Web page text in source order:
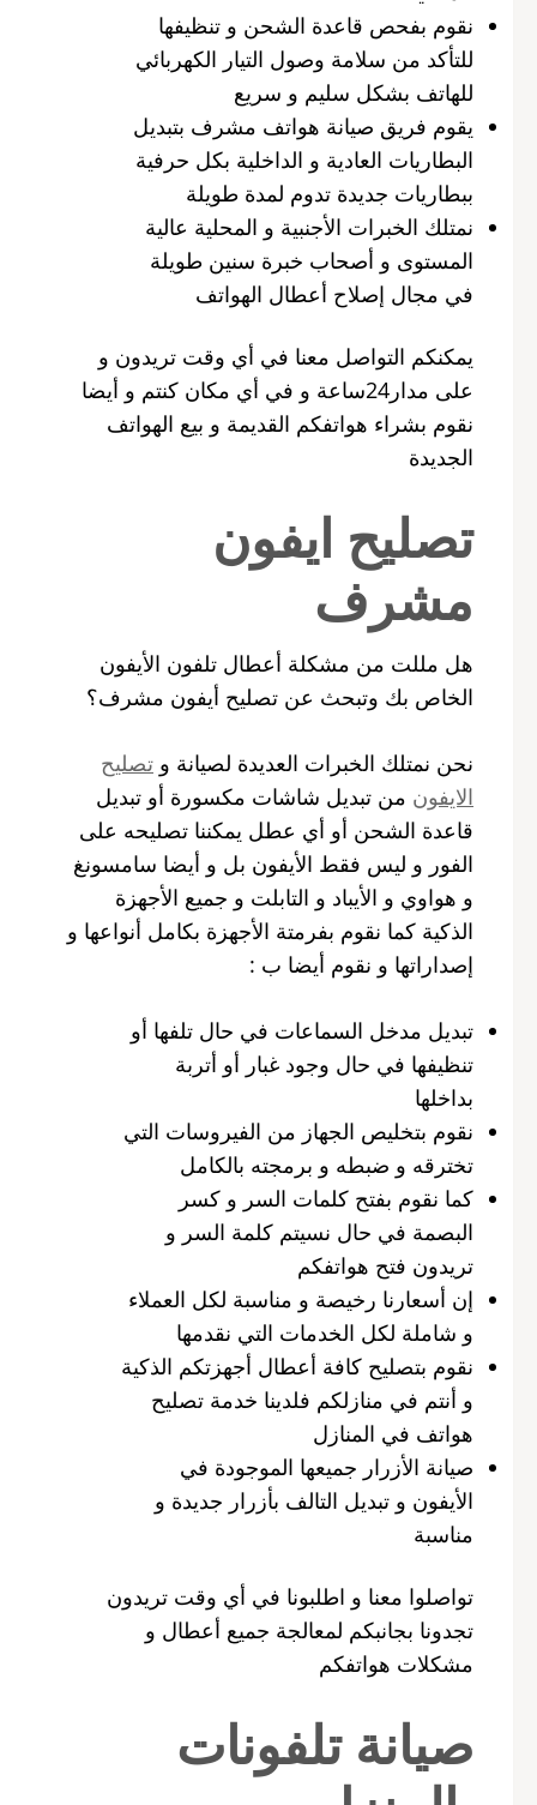
نقوم بفحص قاعدة الشحن و تنظيفها
للتأكد من سلامة وصول التيار الكهربائي
للهاتف بشكل سليم و سريع
يقوم فريق صيانة هواتف مشرف بتبديل
البطاريات العادية و الداخلية بكل حرفية
ببطاريات جديدة تدوم لمدة طويلة
نمتلك الخبرات الأجنبية و المحلية عالية
المستوى و أصحاب خبرة سنين طويلة
في مجال إصلاح أعطال الهواتف
يمكنكم التواصل معنا في أي وقت تريدون و
على مدار24ساعة و في أي مكان كنتم و أيضا
نقوم بشراء هواتفكم القديمة و بيع الهواتف
الجديدة
تصليح ايفون
مشرف
هل مللت من مشكلة أعطال تلفون الأيفون
الخاص بك وتبحث عن تصليح أيفون مشرف؟
نحن نمتلك الخبرات العديدة لصيانة و تصليح
الايفون من تبديل شاشات مكسورة أو تبديل
قاعدة الشحن أو أي عطل يمكننا تصليحه على
الفور و ليس فقط الأيفون بل و أيضا سامسونغ
و هواوي و الأيباد و التابلت و جميع الأجهزة
الذكية كما نقوم بفرمتة الأجهزة بكامل أنواعها و
إصداراتها و نقوم أيضا ب :
تبديل مدخل السماعات في حال تلفها أو
تنظيفها في حال وجود غبار أو أتربة
بداخلها
نقوم بتخليص الجهاز من الفيروسات التي
تخترقه و ضبطه و برمجته بالكامل
كما نقوم بفتح كلمات السر و كسر
البصمة في حال نسيتم كلمة السر و
تريدون فتح هواتفكم
إن أسعارنا رخيصة و مناسبة لكل العملاء
و شاملة لكل الخدمات التي نقدمها
نقوم بتصليح كافة أعطال أجهزتكم الذكية
و أنتم في منازلكم فلدينا خدمة تصليح
هواتف في المنازل
صيانة الأزرار جميعها الموجودة في
الأيفون و تبديل التالف بأزرار جديدة و
مناسبة
تواصلوا معنا و اطلبونا في أي وقت تريدون
تجدونا بجانبكم لمعالجة جميع أعطال و
مشكلات هواتفكم
صيانة تلفونات